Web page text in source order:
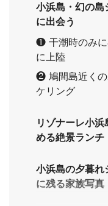
小浜島・幻の島
に出会う
❶ 干潮時のみに
に上陸
❷ 鳩間島近くの
ケリング
リゾナーレ小
める絶景ランチ
小浜島の夕暮れ
に残る家族写真